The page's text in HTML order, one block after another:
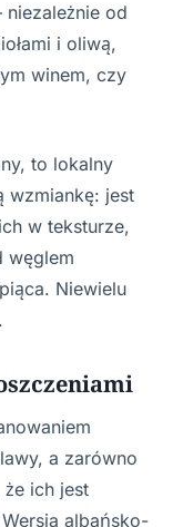
od
i oliwą,
winem, czy
to lokalny
wzmiankę: jest
w teksturze,
węglem
Niewielu
a zarówno
ich jest
albańsko-